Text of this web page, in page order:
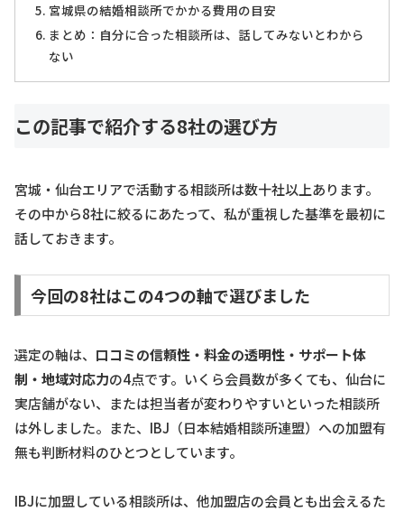
宮城県の結婚相談所でかかる費用の目安
まとめ：自分に合った相談所は、話してみないとわから
ない
この記事で紹介する8社の選び方
宮城・仙台エリアで活動する相談所は数十社以上あります。
その中から8社に絞るにあたって、私が重視した基準を最初に
話しておきます。
今回の8社はこの4つの軸で選びました
選定の軸は、 口コミの信頼性・料金の透明性・サポート体
制・地域対応力の4点です。いくら会員数が多くても、仙台に
実店舗がない、または担当者が変わりやすいといった相談所
は外しました。また、IBJ（日本結婚相談所連盟）への加盟有
無も判断材料のひとつとしています。
IBJに加盟している相談所は、他加盟店の会員とも出会えるた